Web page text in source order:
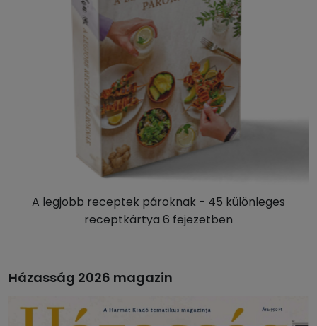
A legjobb receptek pároknak - 45 különleges
receptkártya 6 fejezetben
Házasság 2026 magazin